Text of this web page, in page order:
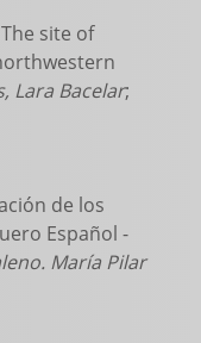
site of
Lara Bacelar;
de los
Español -
María Pilar